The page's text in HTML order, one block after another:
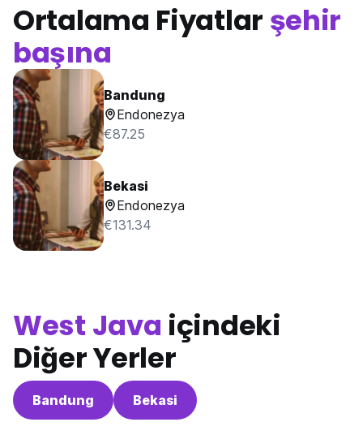
Ortalama Fiyatlar şehir
başına
Bandung
Endonezya
€87.25
Bekasi
Endonezya
€131.34
West Java içindeki
Diğer Yerler
Bandung Bekasi